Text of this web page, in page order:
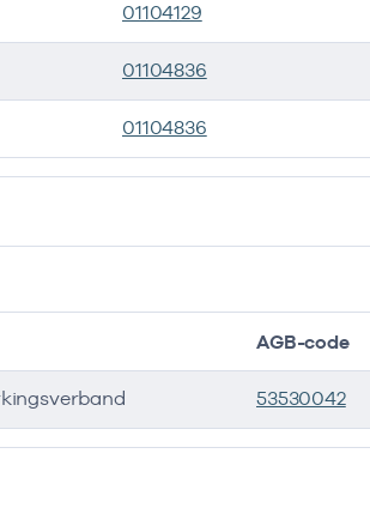
01104129
01104836
01104836
AGB-code
53530042